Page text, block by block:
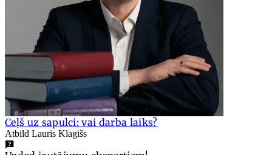
Ceļš uz sapulci: vai darba laiks?
Atbild Lauris Klagišs